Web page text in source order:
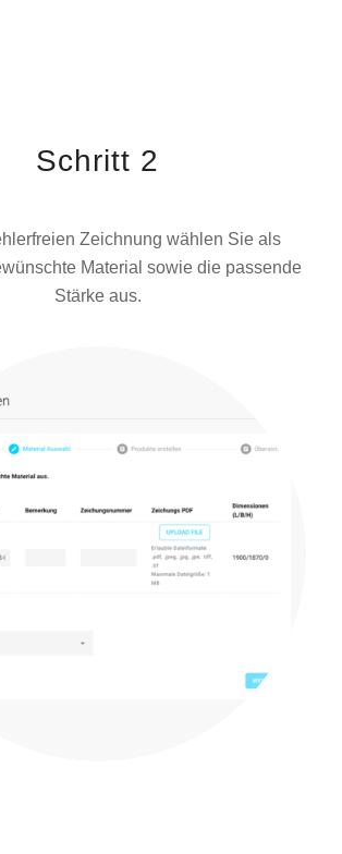
Schritt 2
Zeichnung wählen Sie als
Material sowie die passende
Stärke aus.